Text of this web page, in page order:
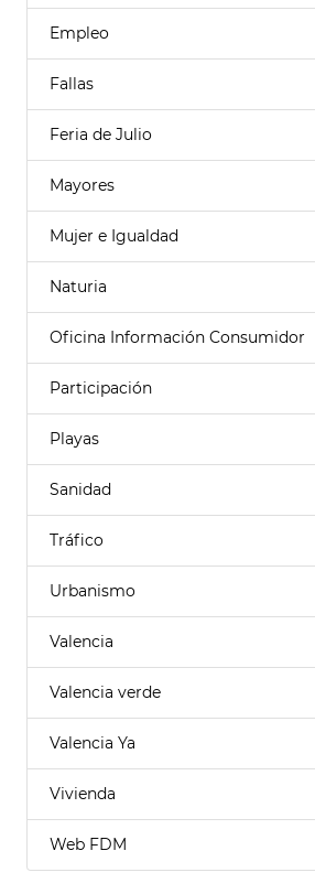
Empleo
Fallas
Feria de Julio
Mayores
Mujer e Igualdad
Naturia
Oficina Información Consumidor
Participación
Playas
Sanidad
Tráfico
Urbanismo
Valencia
Valencia verde
Valencia Ya
Vivienda
Web FDM